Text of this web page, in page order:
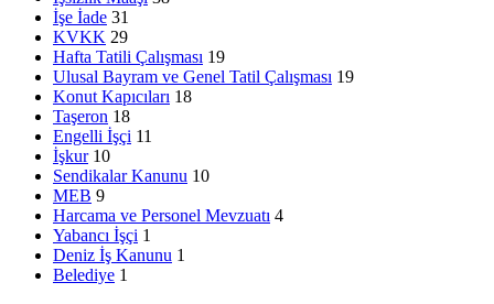
İşe İade 31
KVKK 29
Hafta Tatili Çalışması 19
Ulusal Bayram ve Genel Tatil Çalışması 19
Konut Kapıcıları 18
Taşeron 18
Engelli İşçi 11
İşkur 10
Sendikalar Kanunu 10
MEB 9
Harcama ve Personel Mevzuatı 4
Yabancı İşçi 1
Deniz İş Kanunu 1
Belediye 1